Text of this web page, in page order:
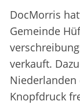
DocMorris
Gemeinde
verkauft.
Knopfdruck